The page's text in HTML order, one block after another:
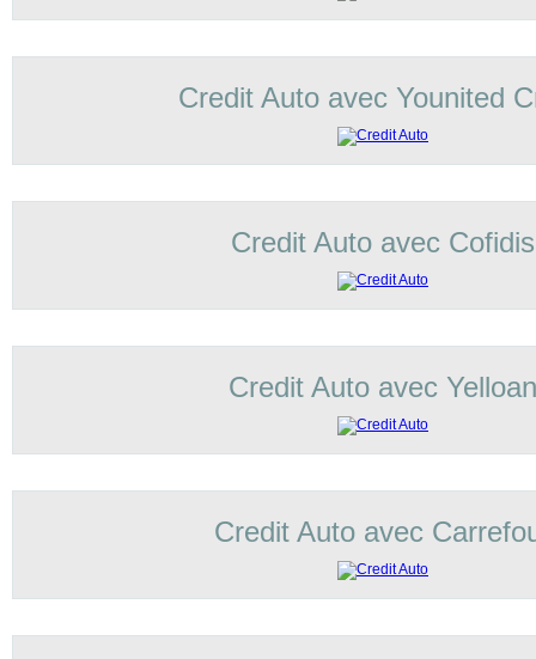
Credit Auto avec Younited
Credit Auto avec Cofidis
Credit Auto avec Yelloan
Credit Auto avec